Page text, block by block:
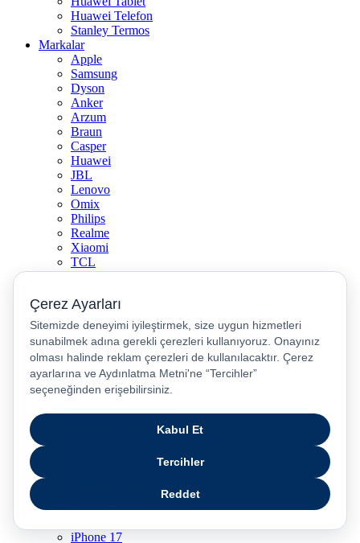
Huawei Telefon
Stanley Termos
Markalar
Apple
Samsung
Dyson
Anker
Arzum
Braun
Casper
Huawei
JBL
Lenovo
Omix
Philips
Realme
Xiaomi
TCL
Sony
Apple Eğitim
Düğün ve Çeyiz Paketleri
Fırsatlar Pasajı
Pasaj Günleri
Uykusu Kaçanlar Kulübü
Sevgililer Günü Hediyeleri
Vergisiz Telefonlar
Kurban Bayramı Kampanyası
Pasaj Ödeme Teklifleri
Taksitli Harikalar Diyarı
iPhone 17